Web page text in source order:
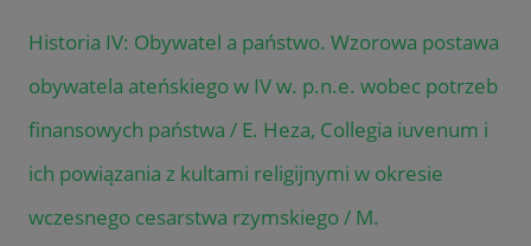
Historia IV: Obywatel a państwo. Wzorowa postawa
obywatela ateńskiego w IV w. p.n.e. wobec potrzeb
finansowych państwa / E. Heza, Collegia iuvenum i
ich powiązania z kultami religijnymi w okresie
wczesnego cesarstwa rzymskiego / M.